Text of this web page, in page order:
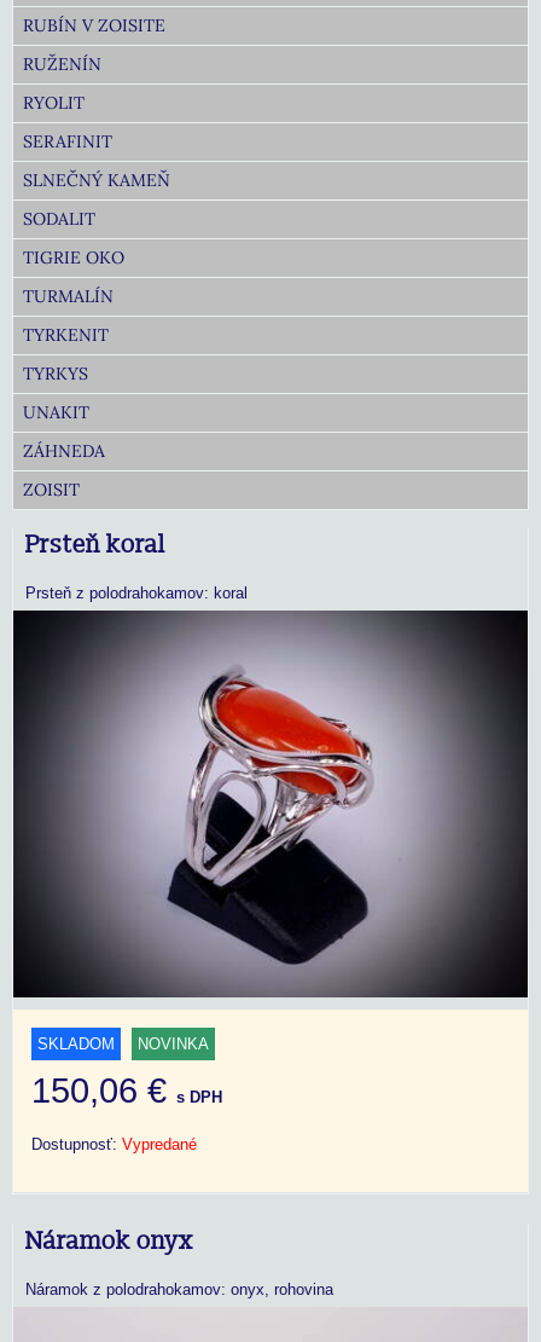
RUBÍN V ZOISITE
RUŽENÍN
RYOLIT
SERAFINIT
SLNEČNÝ KAMEŇ
SODALIT
TIGRIE OKO
TURMALÍN
TYRKENIT
TYRKYS
UNAKIT
ZÁHNEDA
ZOISIT
Prsteň koral
Prsteň z polodrahokamov: koral
SKLADOM NOVINKA
150,06 € s DPH
Dostupnosť: Vypredané
Náramok onyx
Náramok z polodrahokamov: onyx, rohovina